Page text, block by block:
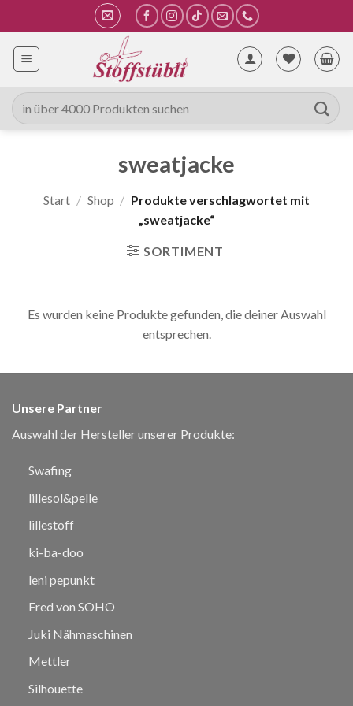
Inhalt
springen
Suche
nach:
sweatjacke
Start / Shop / Produkte verschlagwortet mit
„sweatjacke“
SORTIMENT
Es wurden keine Produkte gefunden, die deiner Auswahl
entsprechen.
Unsere Partner
Auswahl der Hersteller unserer Produkte:
Swafing
lillesol&pelle
lillestoff
ki-ba-doo
leni pepunkt
Fred von SOHO
Juki Nähmaschinen
Mettler
Silhouette